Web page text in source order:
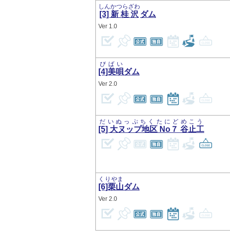
[3]新桂沢
しんかつらざわ
ダム
1.0
[4]美唄
びばい
ダム
2.0
[5] 大ヌップ地区 No７ 谷止工
だいぬっぷちくたにどめこう
[6]栗山
くりやま
ダム
2.0